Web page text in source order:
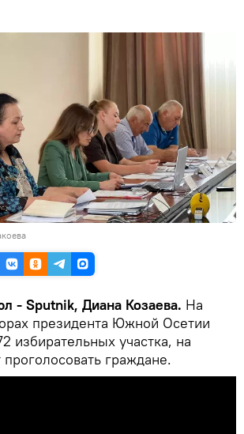
- Sputnik, Диана Козаева. На
президента Южной Осетии
избирательных участка, на
граждане.